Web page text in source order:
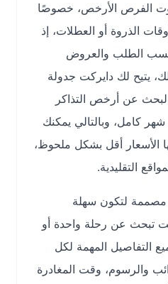
الأرخص، خصوصًا
أو العطلات، إذ
والعروض
لك دايركت جدولة
أرخص التذاكر
وبالتالي يمكنك
أقل بشكل ملحوظ،
لتكون سهلة
عن رحلة واحدة أو
المهمة لكل
وقت المغادرة